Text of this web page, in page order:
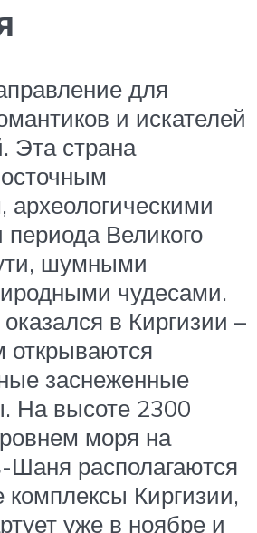
для
и искателей
Эта страна
археологическими
Великого
шумными
чудесами.
в Киргизии –
открываются
заснеженные
На высоте 2300
моря на
Шаня располагаются
Киргизии,
уже в ноябре и